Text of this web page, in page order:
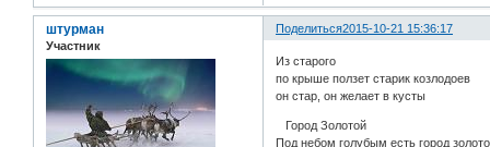
Поделиться2015-10-21 15:36:17
штурман
Участник
Из старого
по крыше ползет старик козлодоев
он стар, он желает в кусты
Город Золотой
Под небом голубым есть город